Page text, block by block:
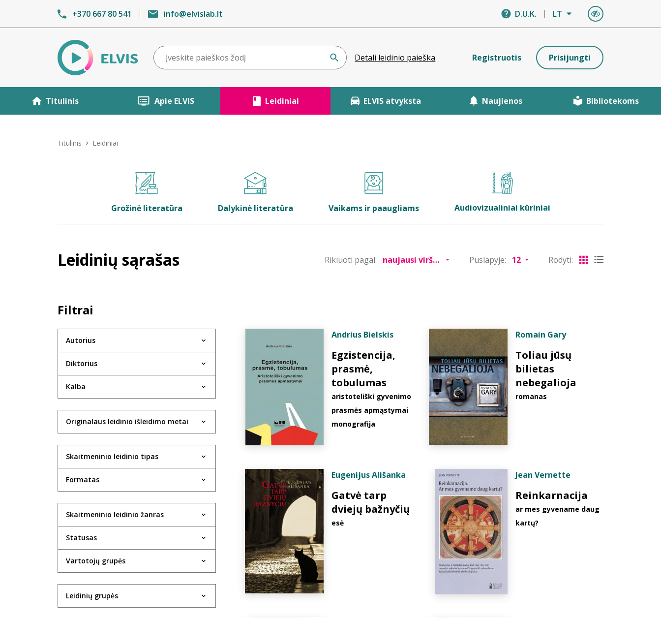
+370 667 80 541 info@elvislab.lt D.U.K. LT
Detali leidinio paieška Registruotis Prisijungti
Titulinis Apie ELVIS Leidiniai ELVIS atvyksta Naujienos Bibliotekoms
Titulinis Leidiniai
Grožinė literatūra Dalykinė literatūra Vaikams ir paaugliams Audiovizualiniai kūriniai
Leidinių sąrašas Rikiuoti pagal: Puslapyje: Rodyti:
Filtrai
Autorius
Diktorius
Kalba
Originalaus leidinio išleidimo metai
Skaitmeninio leidinio tipas
Formatas
Skaitmeninio leidinio žanras
Statusas
Vartotojų grupės
Leidinių grupės
Andrius Bielskis
Egzistencija,
prasmė,
tobulumas
aristoteliški gyvenimo
prasmės apmąstymai
monografija
Romain Gary
Toliau jūsų
bilietas
nebegalioja
romanas
Eugenijus Ališanka
Gatvė tarp
dviejų bažnyčių
esė
Jean Vernette
Reinkarnacija
ar mes gyvename daug
kartų?